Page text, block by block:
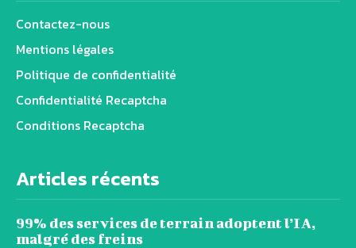
Contactez-nous
Mentions légales
Politique de confidentialité
Confidentialité Recaptcha
Conditions Recaptcha
Articles récents
99% des services de terrain adoptent l’IA,
malgré des freins